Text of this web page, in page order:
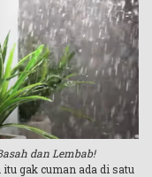
dan Lembab!
gak cuman ada di satu